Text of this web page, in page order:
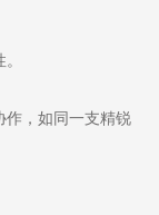
，如同一支精锐